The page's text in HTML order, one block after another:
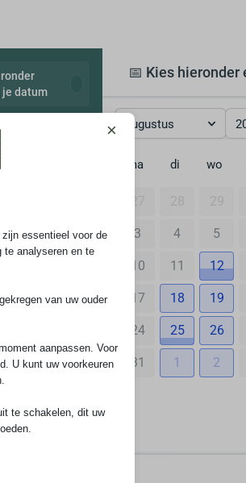
datum
📅 Kies
augustus
ma di wo
27 28 29
3 4 5
10 11 12
17 18 19
24 25 26
31 1 2
×
essentieel voor de
te analyseren en te
van uw ouder
aanpassen. Voor
U kunt uw voorkeuren
te schakelen, dit uw